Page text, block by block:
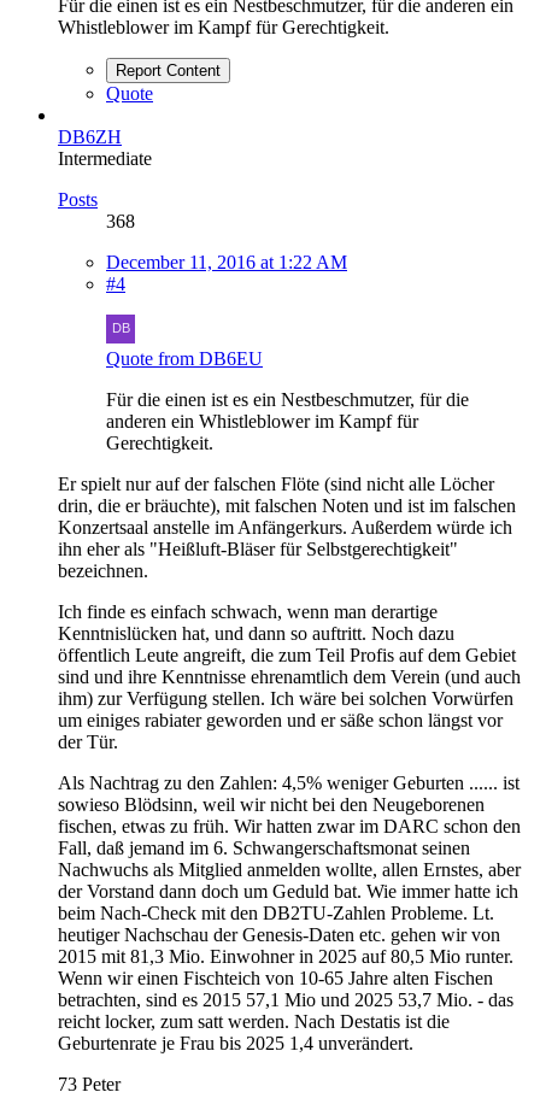
Für die einen ist es ein Nestbeschmutzer, für die anderen ein
Whistleblower im Kampf für Gerechtigkeit.
Report Content
Quote
DB6ZH
Intermediate
Posts
368
December 11, 2016 at 1:22 AM
#4
Quote from DB6EU
Für die einen ist es ein Nestbeschmutzer, für die
anderen ein Whistleblower im Kampf für
Gerechtigkeit.
Er spielt nur auf der falschen Flöte (sind nicht alle Löcher
drin, die er bräuchte), mit falschen Noten und ist im falschen
Konzertsaal anstelle im Anfängerkurs. Außerdem würde ich
ihn eher als "Heißluft-Bläser für Selbstgerechtigkeit"
bezeichnen.
Ich finde es einfach schwach, wenn man derartige
Kenntnislücken hat, und dann so auftritt. Noch dazu
öffentlich Leute angreift, die zum Teil Profis auf dem Gebiet
sind und ihre Kenntnisse ehrenamtlich dem Verein (und auch
ihm) zur Verfügung stellen. Ich wäre bei solchen Vorwürfen
um einiges rabiater geworden und er säße schon längst vor
der Tür.
Als Nachtrag zu den Zahlen: 4,5% weniger Geburten ...... ist
sowieso Blödsinn, weil wir nicht bei den Neugeborenen
fischen, etwas zu früh. Wir hatten zwar im DARC schon den
Fall, daß jemand im 6. Schwangerschaftsmonat seinen
Nachwuchs als Mitglied anmelden wollte, allen Ernstes, aber
der Vorstand dann doch um Geduld bat. Wie immer hatte ich
beim Nach-Check mit den DB2TU-Zahlen Probleme. Lt.
heutiger Nachschau der Genesis-Daten etc. gehen wir von
2015 mit 81,3 Mio. Einwohner in 2025 auf 80,5 Mio runter.
Wenn wir einen Fischteich von 10-65 Jahre alten Fischen
betrachten, sind es 2015 57,1 Mio und 2025 53,7 Mio. - das
reicht locker, zum satt werden. Nach Destatis ist die
Geburtenrate je Frau bis 2025 1,4 unverändert.
73 Peter